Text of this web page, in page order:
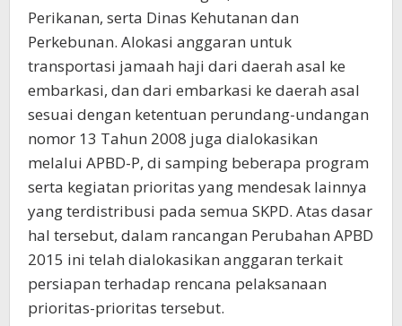
Perikanan, serta Dinas Kehutanan dan
Perkebunan. Alokasi anggaran untuk
transportasi jamaah haji dari daerah asal ke
embarkasi, dan dari embarkasi ke daerah asal
sesuai dengan ketentuan perundang-undangan
nomor 13 Tahun 2008 juga dialokasikan
melalui APBD-P, di samping beberapa program
serta kegiatan prioritas yang mendesak lainnya
yang terdistribusi pada semua SKPD. Atas dasar
hal tersebut, dalam rancangan Perubahan APBD
2015 ini telah dialokasikan anggaran terkait
persiapan terhadap rencana pelaksanaan
prioritas-prioritas tersebut.